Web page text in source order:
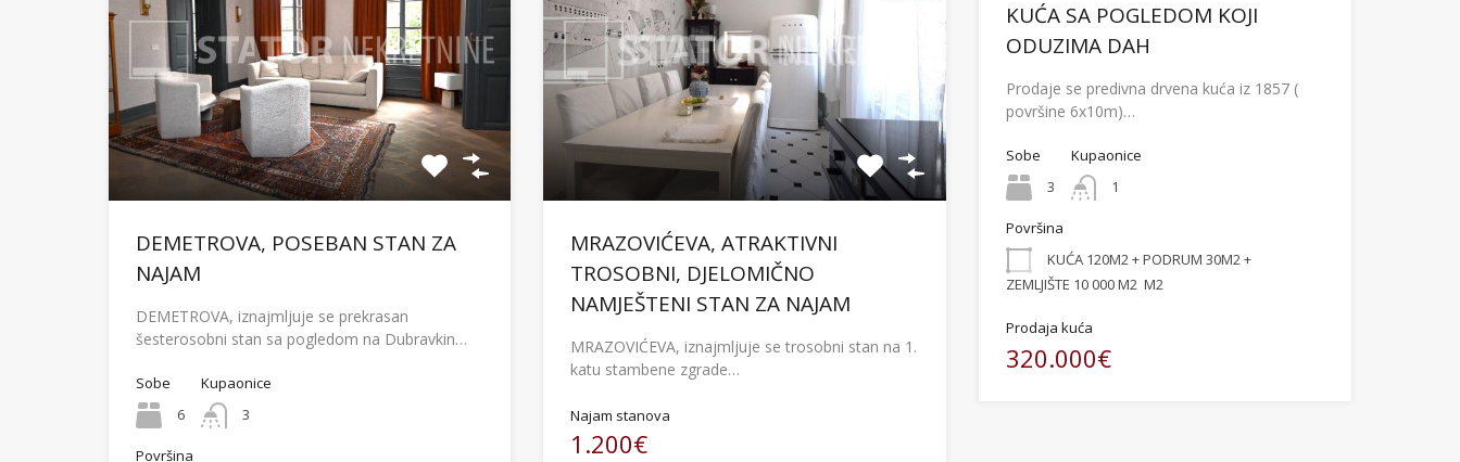
DEMETROVA, POSEBAN STAN ZA
NAJAM
DEMETROVA, iznajmljuje se prekrasan
šesterosobni stan sa pogledom na Dubravkin…
Sobe
6
Kupaonice
3
Površina
MRAZOVIĆEVA, ATRAKTIVNI
TROSOBNI, DJELOMIČNO
NAMJEŠTENI STAN ZA NAJAM
MRAZOVIĆEVA, iznajmljuje se trosobni stan na 1.
katu stambene zgrade…
Najam stanova
1.200€
KUĆA SA POGLEDOM KOJI
ODUZIMA DAH
Prodaje se predivna drvena kuća iz 1857 (
površine 6x10m)…
Sobe
3
Kupaonice
1
Površina
KUĆA 120M2 + PODRUM 30M2 +
ZEMLJIŠTE 10 000 M2 M2
Prodaja kuća
320.000€